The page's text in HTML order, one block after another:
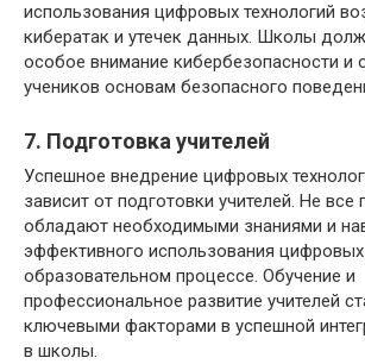
использования цифровых технологий
кибератак и утечек данных. Школы
особое внимание кибербезопасности и
учеников основам безопасного
7. Подготовка учителей
Успешное внедрение цифровых
зависит от подготовки учителей. Не все
обладают необходимыми знаниями и
эффективного использования цифровых
образовательном процессе. Обучение и
профессиональное развитие учителей
ключевыми факторами в успешной
в школы.